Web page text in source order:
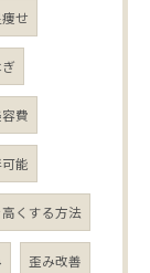
痩せ
費
能
くする方法
歪み改善